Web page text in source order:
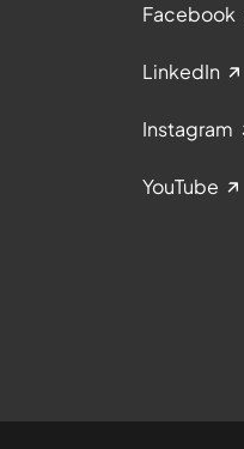
Facebook
LinkedIn
Instagram
YouTube